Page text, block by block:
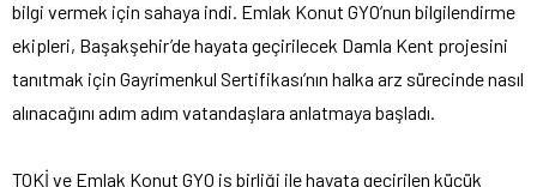
bilgi vermek için sahaya indi. Emlak Konut GYO’nun bilgilendirme
ekipleri, Başakşehir’de hayata geçirilecek Damla Kent projesini
tanıtmak için Gayrimenkul Sertifikası’nın halka arz sürecinde nasıl
alınacağını adım adım vatandaşlara anlatmaya başladı.
TOKİ ve Emlak Konut GYO iş birliği ile hayata geçirilen küçük